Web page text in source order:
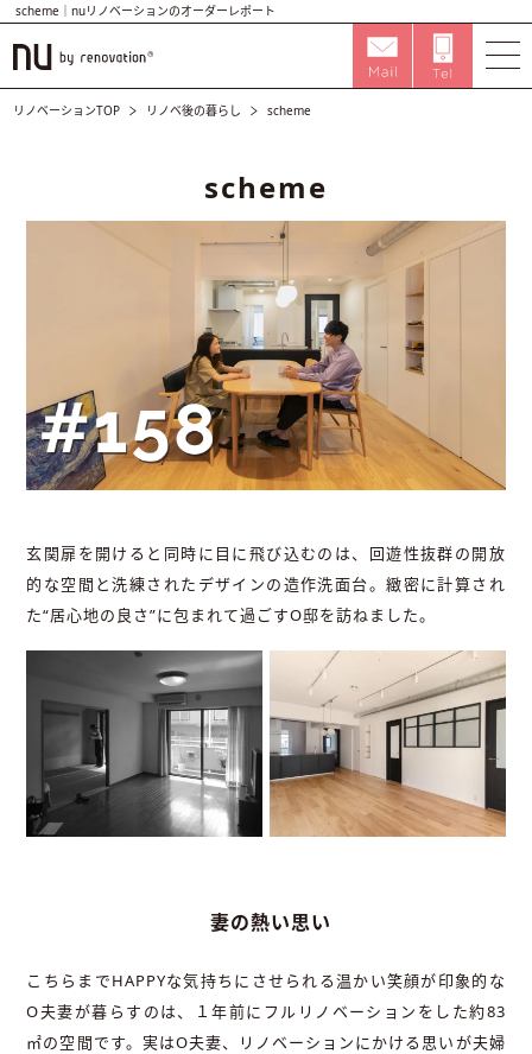
scheme｜nuリノベーションのオーダーレポート
リノベーションTOP リノベ後の暮らし scheme
scheme
玄関扉を開けると同時に目に飛び込むのは、回遊性抜群の開放
的な空間と洗練されたデザインの造作洗面台。緻密に計算され
た“居心地の良さ”に包まれて過ごすO邸を訪ねました。
妻の熱い思い
こちらまでHAPPYな気持ちにさせられる温かい笑顔が印象的な
O夫妻が暮らすのは、１年前にフルリノベーションをした約83
㎡の空間です。実はO夫妻、リノベーションにかける思いが夫婦